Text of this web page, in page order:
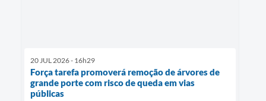
20 JUL 2026 - 16h29
Força tarefa promoverá remoção de árvores de
grande porte com risco de queda em vias
públicas